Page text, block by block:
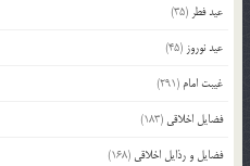
عید فطر (35)
عید نوروز (45)
غیبت امام (291)
فضایل اخلاقی (183)
فضایل و رذایل اخلاقی (168)